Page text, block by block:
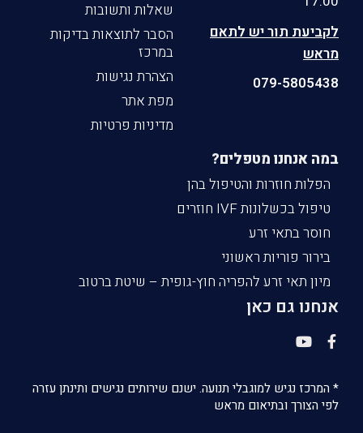
לקביעת תור יש לתאם
מראש
079-5805438
שאלות ותשובות
הסבר לתוצאות בדיקות
במרכז
הצהרת נגישות
מפת אתר
מדיניות פרטיות
במה אנחנו מטפלים?
הפלות חוזרות והטיפול בהן
טיפול בכשלונות IVF חוזרים
חוסר בתאי זרע
בירור פוריות ראשוני
מיון תאי זרע להפריה חוץ-גופית – שיטת ברטוב
אנחנו גם כאן
* המרכז נגיש למוגבלי תנועה. ישנם שירותים נגישים ותינתן עזרה
לפי הצורך ובתיאום מראש